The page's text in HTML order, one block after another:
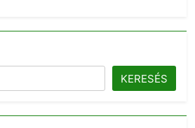
KERESÉS